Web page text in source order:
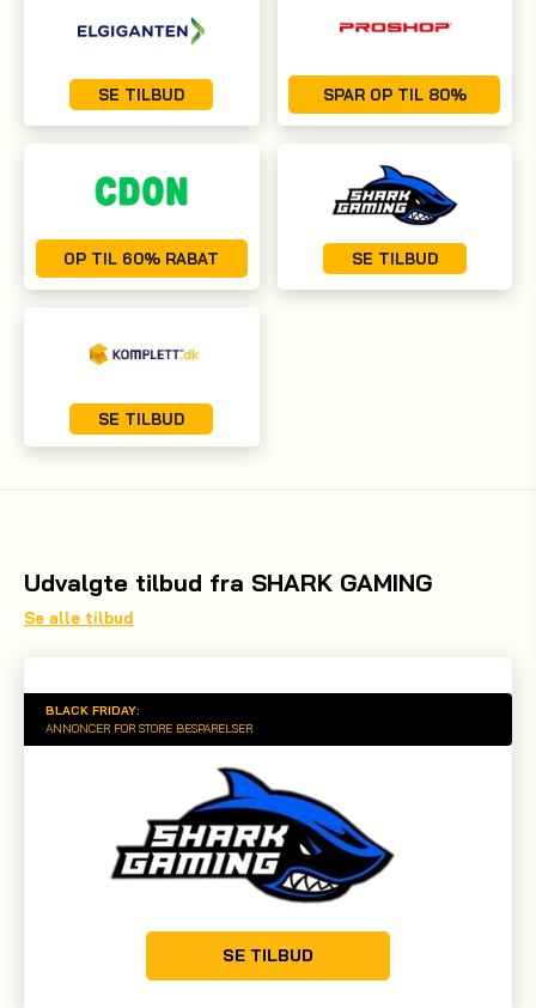
SE TILBUD SPAR OP TIL 80%
OP TIL 60% RABAT SE TILBUD
SE TILBUD
Udvalgte tilbud fra SHARK GAMING
Se alle tilbud
BLACK FRIDAY:
ANNONCER FOR STORE BESPARELSER
SE TILBUD